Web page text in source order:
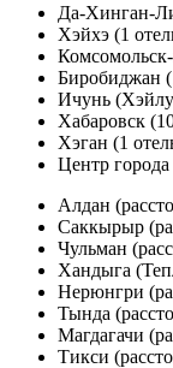
Да-Хинган-
Хэйхэ (1
Биробиджан
Ичунь
Хабаровск
Хэган (1
Центр
Алдан
Саккырыр
Чульман
Хандыга
Нерюнгри
Тында
Магдагачи
Тикси